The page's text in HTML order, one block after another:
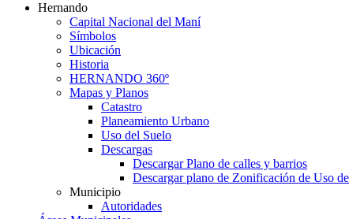
Hernando
Capital Nacional del Maní
Símbolos
Ubicación
Historia
HERNANDO 360º
Mapas y Planos
Catastro
Planeamiento Urbano
Uso del Suelo
Descargas
Descargar Plano de calles y barrios
Descargar plano de Zonificación de Uso
Municipio
Autoridades